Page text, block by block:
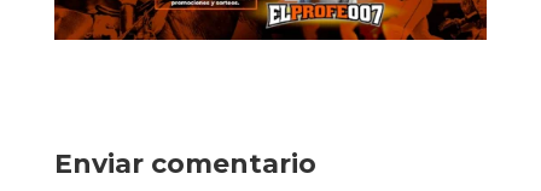
Enviar comentario